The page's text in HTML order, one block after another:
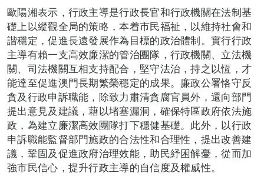
歐陽湘表示，行政主導是行政長官和行政機關在法制基
礎上以縱觀全局的策略，本着市民福祉，以維持社會和
諧穩定，促進長遠發展作為目標的政治體制。實行行政
主導有賴一支高效廉潔的管治團隊，行政機關、立法機
關、司法機關互相支持配合，堅守法治，持之以恆，才
能達至促進澳門長期繁榮穩定的成果。廉政公署恪守反
貪及行政申訴職能，除致力肅清貪腐官員外，還向部門
提出意見及建議，藉以堵塞漏洞，確保特區政府依法施
政，為建立廉潔高效團隊打下穩健基礎。此外，以行政
申訴職能監督部門施政的合法性和合理性，提出改善建
議，鞏固及促進政府治理效能，助民紓困解憂，從而加
強市民信心，提升行政主導的自信度及權威性。